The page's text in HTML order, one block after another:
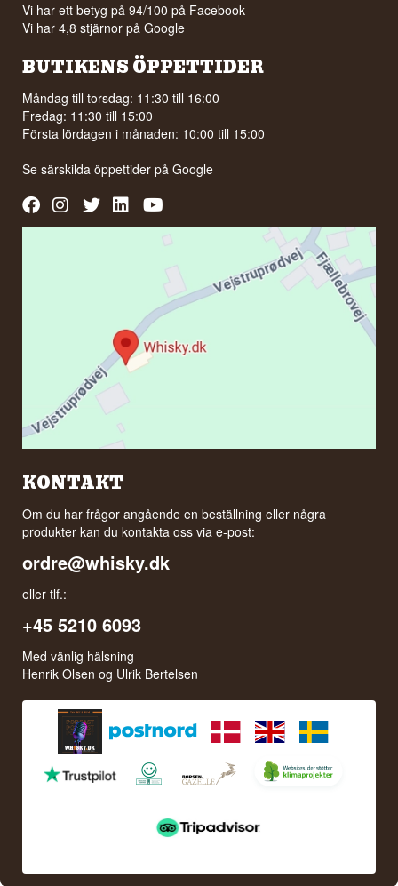
Vi har ett betyg på 94/100 på Facebook
Vi har 4,8 stjärnor på Google
BUTIKENS ÖPPETTIDER
Måndag till torsdag: 11:30 till 16:00
Fredag: 11:30 till 15:00
Första lördagen i månaden: 10:00 till 15:00
Se särskilda öppettider påGoogle
KONTAKT
Om du har frågor angående en beställning eller några
produkter kan du kontakta oss via e-post:
ordre@whisky.dk
eller tlf.:
+45 5210 6093
Med vänlig hälsning
Henrik Olsen og Ulrik Bertelsen